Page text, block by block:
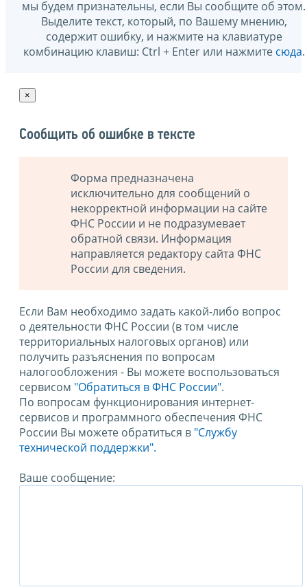
мы будем признательны, если Вы сообщите об этом.
Выделите текст, который, по Вашему мнению,
содержит ошибку, и нажмите на клавиатуре
комбинацию клавиш: Ctrl + Enter или нажмите сюда.
×
Сообщить об ошибке в тексте
Форма предназначена
исключительно для сообщений о
некорректной информации на сайте
ФНС России и не подразумевает
обратной связи. Информация
направляется редактору сайта ФНС
России для сведения.
Если Вам необходимо задать какой-либо вопрос
о деятельности ФНС России (в том числе
территориальных налоговых органов) или
получить разъяснения по вопросам
налогообложения - Вы можете воспользоваться
сервисом "Обратиться в ФНС России".
По вопросам функционирования интернет-
сервисов и программного обеспечения ФНС
России Вы можете обратиться в "Службу
технической поддержки".
Ваше сообщение: